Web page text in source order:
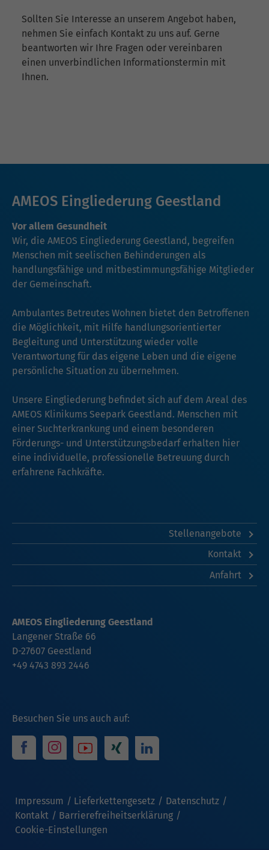
Sollten Sie Interesse an unserem Angebot haben,
nehmen Sie einfach Kontakt zu uns auf. Gerne
beantworten wir Ihre Fragen oder vereinbaren
einen unverbindlichen Informationstermin mit
Ihnen.
AMEOS Eingliederung Geestland
Vor allem Gesundheit
Wir, die AMEOS Eingliederung Geestland, begreifen
Menschen mit seelischen Behinderungen als
handlungsfähige und mitbestimmungsfähige Mitglieder
der Gemeinschaft.
Ambulantes Betreutes Wohnen bietet den Betroffenen
die Möglichkeit, mit Hilfe handlungsorientierter
Begleitung und Unterstützung wieder volle
Verantwortung für das eigene Leben und die eigene
persönliche Situation zu übernehmen.
Unsere Eingliederung befindet sich auf dem Areal des
AMEOS Klinikums Seepark Geestland. Menschen mit
einer Suchterkrankung und einem besonderen
Förderungs- und Unterstützungsbedarf erhalten hier
eine individuelle, professionelle Betreuung durch
erfahrene Fachkräfte.
Stellenangebote
Kontakt
Anfahrt
Besuchen Sie uns auch auf:
Impressum Lieferkettengesetz
Datenschutz
Kontakt
Barrierefreiheitserklärung
Cookie-Einstellungen
AMEOS Eingliederung Geestland
Langener Straße 66
D-27607 Geestland
+49 4743 893 2446